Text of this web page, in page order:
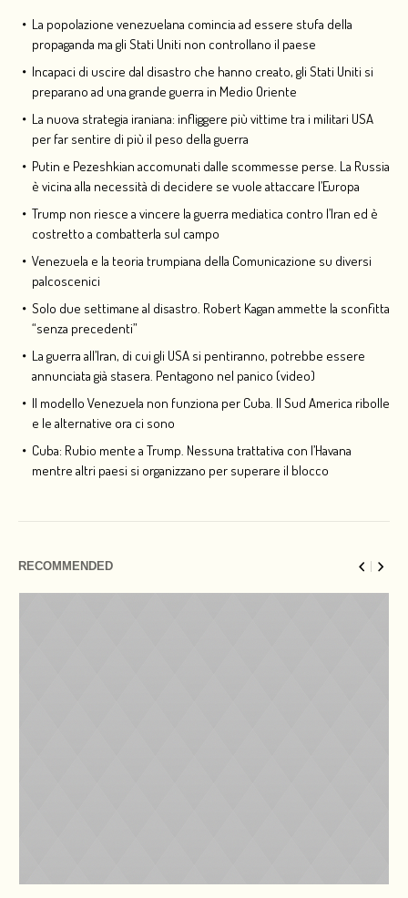
La popolazione venezuelana comincia ad essere stufa della
propaganda ma gli Stati Uniti non controllano il paese
Incapaci di uscire dal disastro che hanno creato, gli Stati Uniti si
preparano ad una grande guerra in Medio Oriente
La nuova strategia iraniana: infliggere più vittime tra i militari USA
per far sentire di più il peso della guerra
Putin e Pezeshkian accomunati dalle scommesse perse. La Russia
è vicina alla necessità di decidere se vuole attaccare l’Europa
Trump non riesce a vincere la guerra mediatica contro l’Iran ed è
costretto a combatterla sul campo
Venezuela e la teoria trumpiana della Comunicazione su diversi
palcoscenici
Solo due settimane al disastro. Robert Kagan ammette la sconfitta
“senza precedenti”
La guerra all’Iran, di cui gli USA si pentiranno, potrebbe essere
annunciata già stasera. Pentagono nel panico (video)
Il modello Venezuela non funziona per Cuba. Il Sud America ribolle
e le alternative ora ci sono
Cuba: Rubio mente a Trump. Nessuna trattativa con l’Havana
mentre altri paesi si organizzano per superare il blocco
RECOMMENDED